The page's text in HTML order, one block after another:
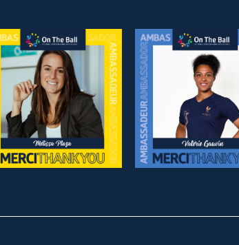
Valérie GAUVIN
Valérie GAUVIN
Ambassadrice